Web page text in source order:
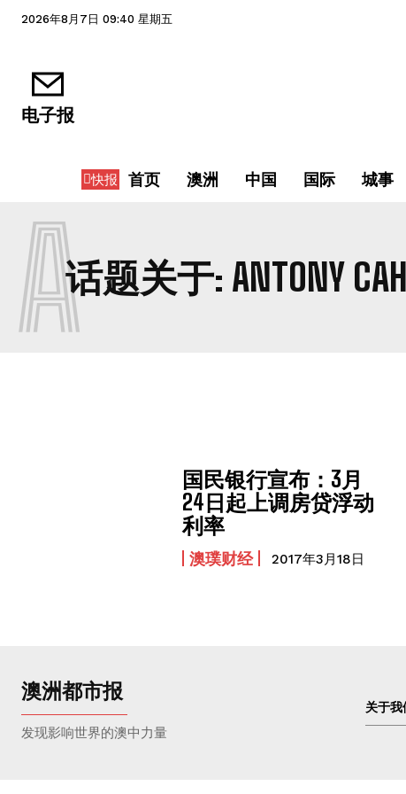
2026年8月7日 09:40 星期五
电子报
快报 首页 澳洲 中国 国际 城事
话题关于: ANTONY
A
国民银行宣布：3月
24日起上调房贷浮动
利率
澳璞财经 2017年3月18日
澳洲都市报
发现影响世界的澳中力量
关于我